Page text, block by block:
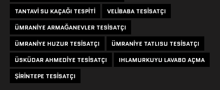
TANTAVI SU KAÇAĞI TESPITI
VELIBABA TESISATÇI
ÜMRANIYE ARMAĞANEVLER TESISATÇI
ÜMRANIYE HUZUR TESISATÇI
ÜMRANIYE TATLISU TESISATÇI
ÜSKÜDAR AHMEDIYE TESISATÇI
IHLAMURKUYU LAVABO AÇMA
ŞIRINTEPE TESISATÇI